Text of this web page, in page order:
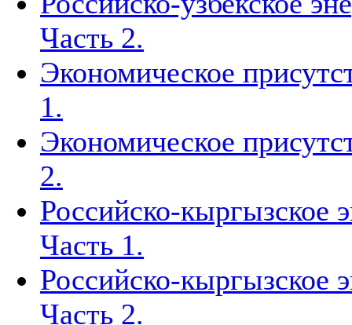
Часть 2.
Экономическое
1.
Экономическое
2.
Российско-кыргызское
Часть 1.
Российско-кыргызское
Часть 2.